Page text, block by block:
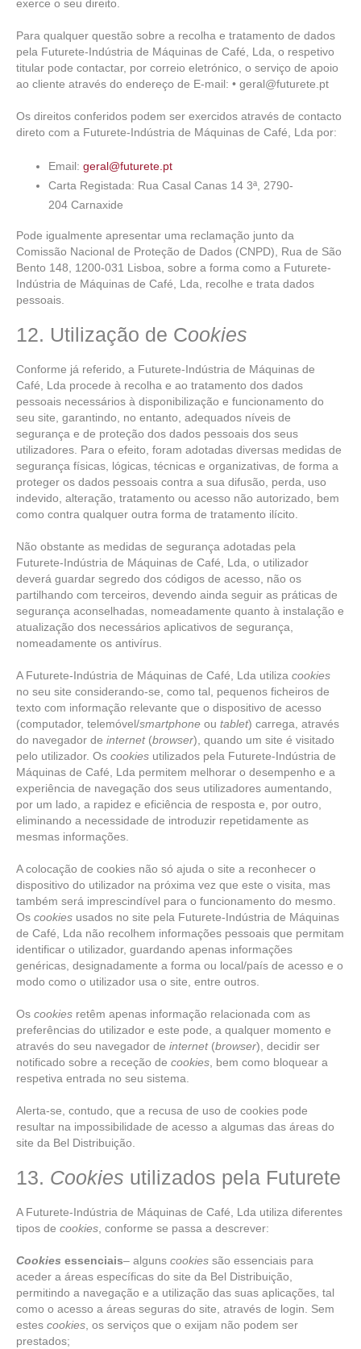
exerce o seu direito.
Para qualquer questão sobre a recolha e tratamento de dados
pela Futurete-Indústria de Máquinas de Café, Lda, o respetivo
titular pode contactar, por correio eletrónico, o serviço de apoio
ao cliente através do endereço de E-mail: • geral@futurete.pt
Os direitos conferidos podem ser exercidos através de contacto
direto com a Futurete-Indústria de Máquinas de Café, Lda por:
Email: geral@futurete.pt
Carta Registada: Rua Casal Canas 14 3ª, 2790-
204 Carnaxide
Pode igualmente apresentar uma reclamação junto da
Comissão Nacional de Proteção de Dados (CNPD), Rua de São
Bento 148, 1200-031 Lisboa, sobre a forma como a Futurete-
Indústria de Máquinas de Café, Lda, recolhe e trata dados
pessoais.
12. Utilização de Cookies
Conforme já referido, a Futurete-Indústria de Máquinas de
Café, Lda procede à recolha e ao tratamento dos dados
pessoais necessários à disponibilização e funcionamento do
seu site, garantindo, no entanto, adequados níveis de
segurança e de proteção dos dados pessoais dos seus
utilizadores. Para o efeito, foram adotadas diversas medidas de
segurança físicas, lógicas, técnicas e organizativas, de forma a
proteger os dados pessoais contra a sua difusão, perda, uso
indevido, alteração, tratamento ou acesso não autorizado, bem
como contra qualquer outra forma de tratamento ilícito.
Não obstante as medidas de segurança adotadas pela
Futurete-Indústria de Máquinas de Café, Lda, o utilizador
deverá guardar segredo dos códigos de acesso, não os
partilhando com terceiros, devendo ainda seguir as práticas de
segurança aconselhadas, nomeadamente quanto à instalação e
atualização dos necessários aplicativos de segurança,
nomeadamente os antivírus.
A Futurete-Indústria de Máquinas de Café, Lda utiliza cookies
no seu site considerando-se, como tal, pequenos ficheiros de
texto com informação relevante que o dispositivo de acesso
(computador, telemóvel/smartphone ou tablet) carrega, através
do navegador de internet(browser), quando um site é visitado
pelo utilizador. Os cookies utilizados pela Futurete-Indústria de
Máquinas de Café, Lda permitem melhorar o desempenho e a
experiência de navegação dos seus utilizadores aumentando,
por um lado, a rapidez e eficiência de resposta e, por outro,
eliminando a necessidade de introduzir repetidamente as
mesmas informações.
A colocação de cookies não só ajuda o site a reconhecer o
dispositivo do utilizador na próxima vez que este o visita, mas
também será imprescindível para o funcionamento do mesmo.
Os cookies usados no site pela Futurete-Indústria de Máquinas
de Café, Lda não recolhem informações pessoais que permitam
identificar o utilizador, guardando apenas informações
genéricas, designadamente a forma ou local/país de acesso e o
modo como o utilizador usa o site, entre outros.
Os cookies retêm apenas informação relacionada com as
preferências do utilizador e este pode, a qualquer momento e
através do seu navegador de internet (browser), decidir ser
notificado sobre a receção de cookies, bem como bloquear a
respetiva entrada no seu sistema.
Alerta-se, contudo, que a recusa de uso de cookies pode
resultar na impossibilidade de acesso a algumas das áreas do
site da Bel Distribuição.
13. Cookies utilizados pela Futurete
A Futurete-Indústria de Máquinas de Café, Lda utiliza diferentes
tipos de cookies, conforme se passa a descrever:
Cookies essenciais– alguns cookies são essenciais para
aceder a áreas específicas do site da Bel Distribuição,
permitindo a navegação e a utilização das suas aplicações, tal
como o acesso a áreas seguras do site, através de login. Sem
estes cookies, os serviços que o exijam não podem ser
prestados;